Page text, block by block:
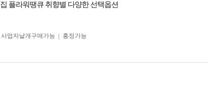
집 플라워땡큐 취향별 다양한 선택옵션
사업자 낱개구매가능
흥정가능